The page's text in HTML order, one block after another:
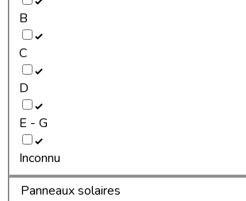
B
C
D
E - G
Inconnu
Panneaux solaires